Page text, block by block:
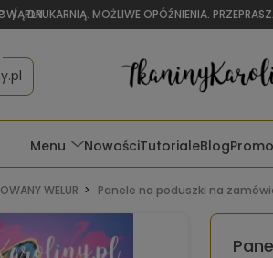
/ PLN
DRUKARNIĄ. MOŻLIWE OPÓŹNIENIA.
Menu NowościTutorialeBlog
WELUR Panele na poduszki na